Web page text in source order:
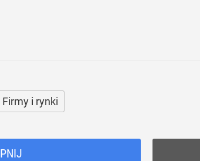
Firmy i rynki